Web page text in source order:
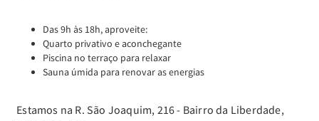
Das 9h às 18h, aproveite:
Quarto privativo e aconchegante
Piscina no terraço para relaxar
Sauna úmida para renovar as energias
Estamos na R. São Joaquim, 216 - Bairro da Liberdade,